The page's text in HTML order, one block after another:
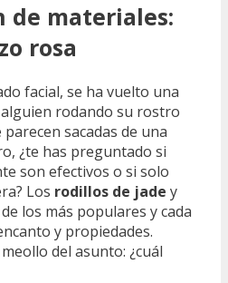
de materiales:
rosa
facial, se ha vuelto una
rodando su rostro
sacadas de una
¿te has preguntado si
son efectivos o si solo
Los rodillos de jade y
los más populares y cada
y propiedades.
del asunto: ¿cuál